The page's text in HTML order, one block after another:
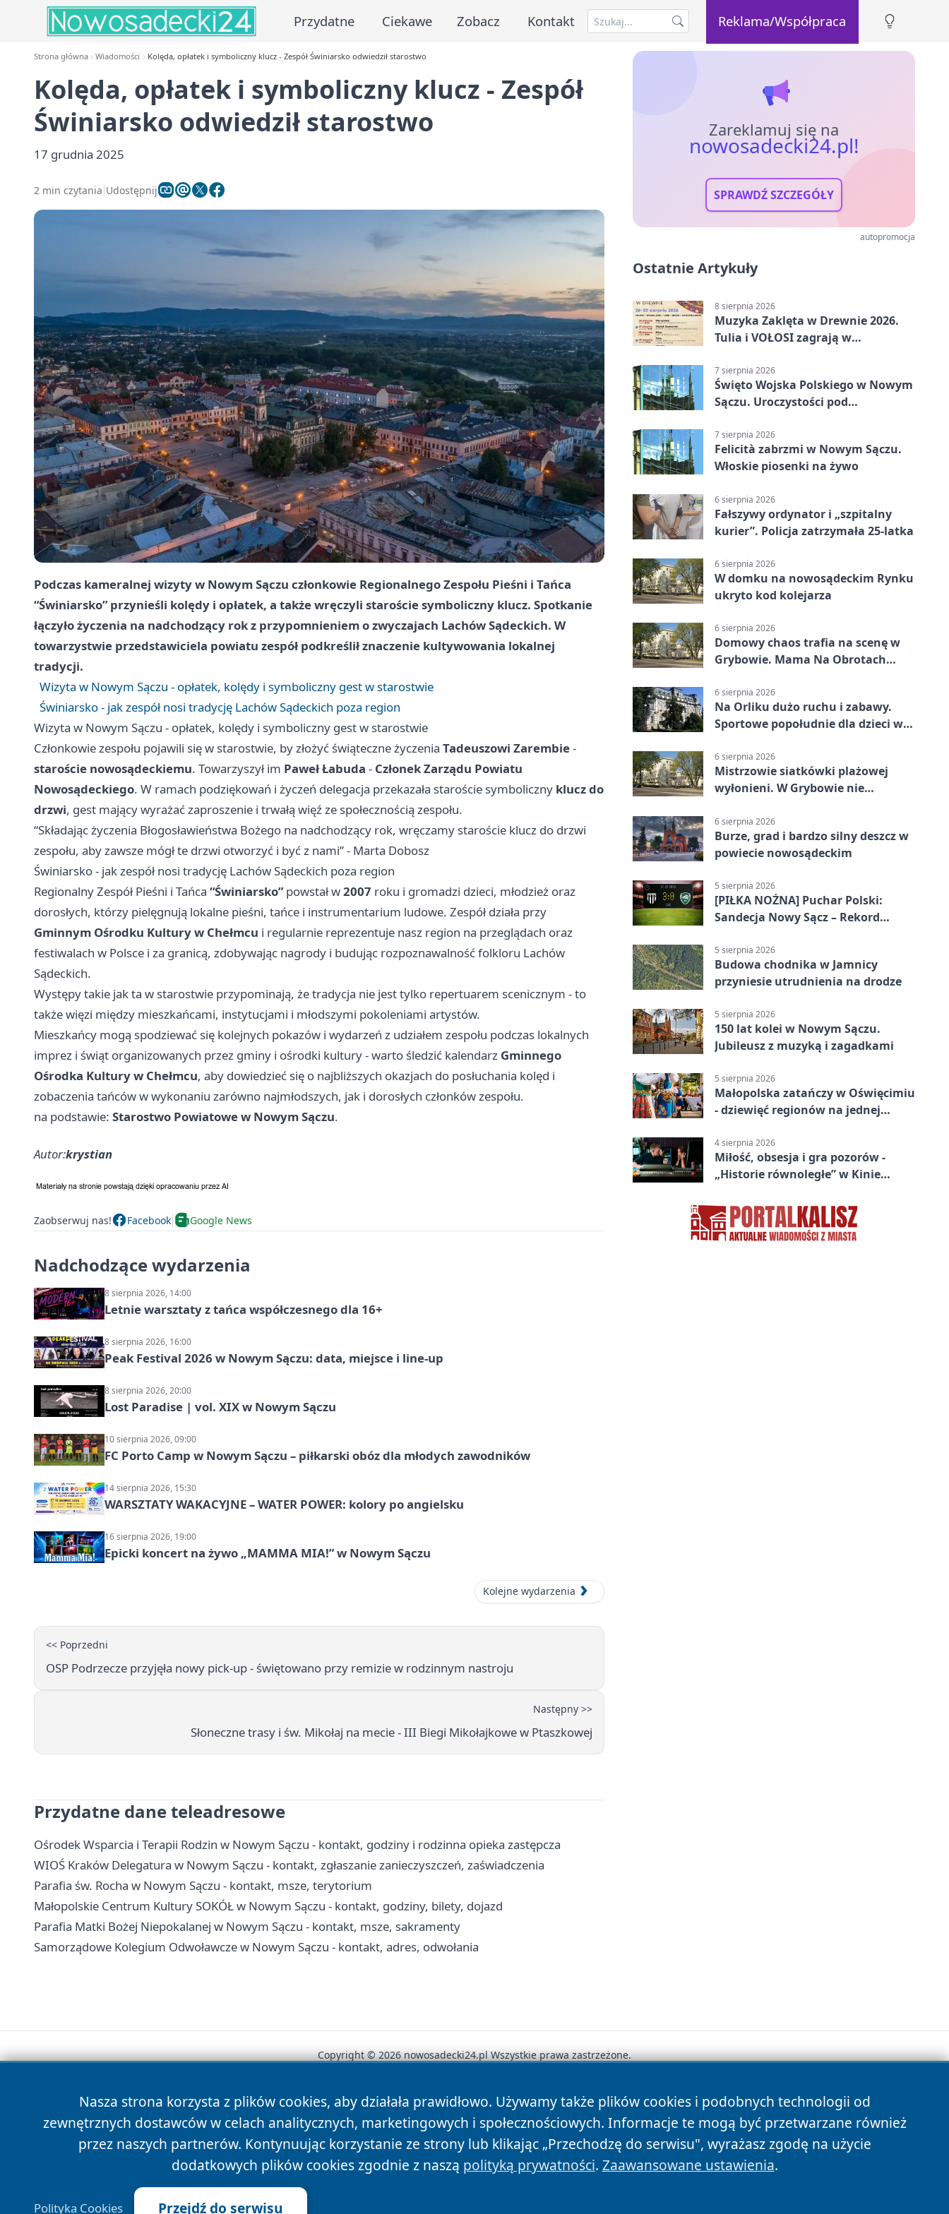
Przydatne Ciekawe Zobacz Kontakt Reklama/Współpraca
Strona główna Wiadomości Kolęda, opłatek i symboliczny klucz - Zespół Świniarsko odwiedził starostwo
Kolęda, opłatek i symboliczny klucz - Zespół
Świniarsko odwiedził starostwo
17 grudnia 2025
2 min czytania Udostępnij
Podczas kameralnej wizyty w Nowym Sączu członkowie Regionalnego Zespołu Pieśni i Tańca
“Świniarsko” przynieśli kolędy i opłatek, a także wręczyli staroście symboliczny klucz. Spotkanie
łączyło życzenia na nadchodzący rok z przypomnieniem o zwyczajach Lachów Sądeckich. W
towarzystwie przedstawiciela powiatu zespół podkreślił znaczenie kultywowania lokalnej
tradycji.
Wizyta w Nowym Sączu - opłatek, kolędy i symboliczny gest w starostwie
Świniarsko - jak zespół nosi tradycję Lachów Sądeckich poza region
Wizyta w Nowym Sączu - opłatek, kolędy i symboliczny gest w starostwie
Członkowie zespołu pojawili się w starostwie, by złożyć świąteczne życzenia Tadeuszowi Zarembie-
staroście nowosądeckiemu. Towarzyszył im Paweł Łabuda - Członek Zarządu Powiatu
Nowosądeckiego. W ramach podziękowań i życzeń delegacja przekazała staroście symboliczny klucz do
drzwi, gest mający wyrażać zaproszenie i trwałą więź ze społecznością zespołu.
“Składając życzenia Błogosławieństwa Bożego na nadchodzący rok, wręczamy staroście klucz do drzwi
zespołu, aby zawsze mógł te drzwi otworzyć i być z nami” - Marta Dobosz
Świniarsko - jak zespół nosi tradycję Lachów Sądeckich poza region
Regionalny Zespół Pieśni i Tańca “Świniarsko”powstał w2007 roku i gromadzi dzieci, młodzież oraz
dorosłych, którzy pielęgnują lokalne pieśni, tańce i instrumentarium ludowe. Zespół działa przy
Gminnym Ośrodku Kultury w Chełmcu i regularnie reprezentuje nasz region na przeglądach oraz
festiwalach w Polsce i za granicą, zdobywając nagrody i budując rozpoznawalność folkloru Lachów
Sądeckich.
Występy takie jak ta w starostwie przypominają, że tradycja nie jest tylko repertuarem scenicznym - to
także więzi między mieszkańcami, instytucjami i młodszymi pokoleniami artystów.
Mieszkańcy mogą spodziewać się kolejnych pokazów i wydarzeń z udziałem zespołu podczas lokalnych
imprez i świąt organizowanych przez gminy i ośrodki kultury - warto śledzić kalendarz Gminnego
Ośrodka Kultury w Chełmcu, aby dowiedzieć się o najbliższych okazjach do posłuchania kolęd i
zobaczenia tańców w wykonaniu zarówno najmłodszych, jak i dorosłych członków zespołu.
na podstawie: Starostwo Powiatowe w Nowym Sączu.
Autor:krystian
Zaobserwuj nas! Facebook Google News
Nadchodzące wydarzenia
8 sierpnia 2026, 14:00
Letnie warsztaty z tańca współczesnego dla 16+
8 sierpnia 2026, 16:00
Peak Festival 2026 w Nowym Sączu: data, miejsce i line-up
8 sierpnia 2026, 20:00
Lost Paradise | vol. XIX w Nowym Sączu
10 sierpnia 2026, 09:00
FC Porto Camp w Nowym Sączu – piłkarski obóz dla młodych zawodników
14 sierpnia 2026, 15:30
WARSZTATY WAKACYJNE – WATER POWER: kolory po angielsku
16 sierpnia 2026, 19:00
Epicki koncert na żywo „MAMMA MIA!” w Nowym Sączu
Kolejne wydarzenia
<< Poprzedni
OSP Podrzecze przyjęła nowy pick-up - świętowano przy remizie w rodzinnym nastroju
Następny >>
Słoneczne trasy i św. Mikołaj na mecie - III Biegi Mikołajkowe w Ptaszkowej
Przydatne dane teleadresowe
Ośrodek Wsparcia i Terapii Rodzin w Nowym Sączu - kontakt, godziny i rodzinna opieka zastępcza
WIOŚ Kraków Delegatura w Nowym Sączu - kontakt, zgłaszanie zanieczyszczeń, zaświadczenia
Parafia św. Rocha w Nowym Sączu - kontakt, msze, terytorium
Małopolskie Centrum Kultury SOKÓŁ w Nowym Sączu - kontakt, godziny, bilety, dojazd
Parafia Matki Bożej Niepokalanej w Nowym Sączu - kontakt, msze, sakramenty
Samorządowe Kolegium Odwoławcze w Nowym Sączu - kontakt, adres, odwołania
Zareklamuj się na
nowosadecki24.pl!
SPRAWDŹ SZCZEGÓŁY
autopromocja
Ostatnie Artykuły
8 sierpnia 2026
Muzyka Zaklęta w Drewnie 2026.
Tulia i VOŁOSI zagrają w
7 sierpnia 2026
Święto Wojska Polskiego w Nowym
Sączu. Uroczystości pod
7 sierpnia 2026
Felicità zabrzmi w Nowym Sączu.
Włoskie piosenki na żywo
6 sierpnia 2026
Fałszywy ordynator i „szpitalny
kurier”. Policja zatrzymała 25-latka
6 sierpnia 2026
W domku na nowosądeckim Rynku
ukryto kod kolejarza
6 sierpnia 2026
Domowy chaos trafia na scenę w
Grybowie. Mama Na Obrotach
6 sierpnia 2026
Na Orliku dużo ruchu i zabawy.
Sportowe popołudnie dla dzieci w
6 sierpnia 2026
Mistrzowie siatkówki plażowej
wyłonieni. W Grybowie nie
6 sierpnia 2026
Burze, grad i bardzo silny deszcz w
powiecie nowosądeckim
5 sierpnia 2026
[PIŁKA NOŻNA] Puchar Polski:
Sandecja Nowy Sącz – Rekord
5 sierpnia 2026
Budowa chodnika w Jamnicy
przyniesie utrudnienia na drodze
5 sierpnia 2026
150 lat kolei w Nowym Sączu.
Jubileusz z muzyką i zagadkami
5 sierpnia 2026
Małopolska zatańczy w Oświęcimiu
- dziewięć regionów na jednej
4 sierpnia 2026
Miłość, obsesja i gra pozorów -
„Historie równoległe” w Kinie
Nasza strona korzysta z plików cookies, aby działała prawidłowo. Używamy także plików cookies i podobnych technologii od
zewnętrznych dostawców w celach analitycznych, marketingowych i społecznościowych. Informacje te mogą być przetwarzane również
przez naszych partnerów. Kontynuując korzystanie ze strony lub klikając „Przechodzę do serwisu", wyrażasz zgodę na użycie
dodatkowych plików cookies zgodnie z naszą polityką prywatności. Zaawansowane ustawienia.
Polityka Cookies Przejdź do serwisu
Copyright © 2026 nowosadecki24.pl Wszystkie prawa zastrzeżone.
News Autorzy Polityka Prywatności Polityka Cookies